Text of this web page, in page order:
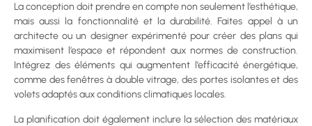
La conception doit prendre en compte non seulement l’esthétique,
mais aussi la fonctionnalité et la durabilité. Faites appel à un
architecte ou un designer expérimenté pour créer des plans qui
maximisent l’espace et répondent aux normes de construction.
Intégrez des éléments qui augmentent l’efficacité énergétique,
comme des fenêtres à double vitrage, des portes isolantes et des
volets adaptés aux conditions climatiques locales.
La planification doit également inclure la sélection des matériaux